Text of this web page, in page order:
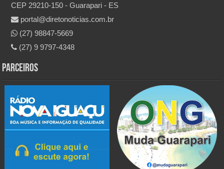
CEP 29210-150 - Guarapari - ES
portal@diretonoticias.com.br
(27) 98847-5669
(27) 9 9797-4348
Parceiros